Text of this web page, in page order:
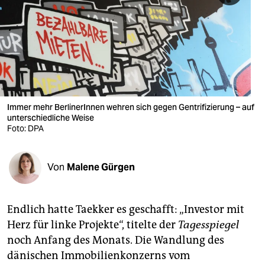
nord
wahrheit
verlag
verlag
veranstaltungen
shop
fragen & hilfe
abo
genossenschaft
Immer mehr BerlinerInnen wehren sich gegen Gentrifizierung – auf
unterschiedliche Weise
Foto: DPA
Von Malene Gürgen
Endlich hatte Taekker es geschafft: „Investor mit
Herz für linke Projekte“, titelte der Tagesspiegel
noch Anfang des Monats. Die Wandlung des
dänischen Immobilienkonzerns vom